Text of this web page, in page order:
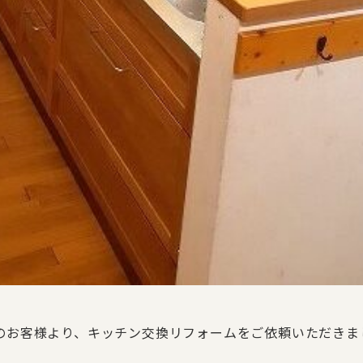
お客様より、キッチン交換リフォームをご依頼いただき